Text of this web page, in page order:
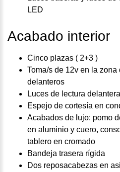
LED
Acabado interior
Cinco plazas ( 2+3 )
Toma/s de 12v en la
delanteros
Luces de lectura
Espejo de cortesía en
Acabados de lujo: pomo
en aluminio y cuero,
tablero en cromado
Bandeja trasera rígida
Dos reposacabezas en